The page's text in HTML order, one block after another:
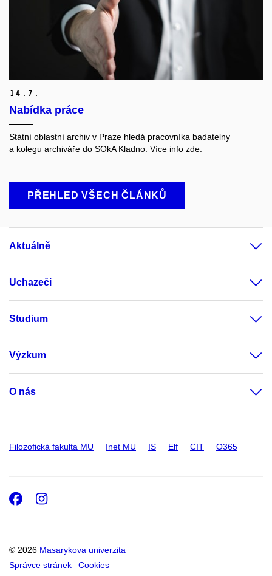
14. 7.
Nabídka práce
Státní oblastní archiv v Praze hledá pracovníka badatelny
a kolegu archiváře do SOkA Kladno. Více info zde.
PŘEHLED VŠECH ČLÁNKŮ
Aktuálně
Uchazeči
Studium
Výzkum
O nás
Filozofická fakulta MU Inet MU IS Elf CIT O365
© 2026 Masarykova univerzita
Správce stránek
Cookies
Facebook
Instagram